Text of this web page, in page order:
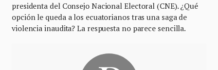
presidenta del Consejo Nacional Electoral (CNE). ¿Qué
opción le queda a los ecuatorianos tras una saga de
violencia inaudita? La respuesta no parece sencilla.